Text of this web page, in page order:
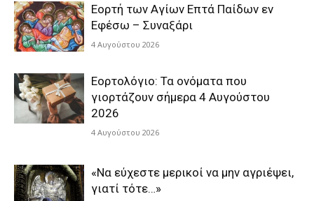
Εορτή των Αγίων Επτά Παίδων εν
Εφέσω – Συναξάρι
4 Αυγούστου 2026
Εορτολόγιο: Τα ονόματα που
γιορτάζουν σήμερα 4 Αυγούστου
2026
4 Αυγούστου 2026
«Να εύχεστε μερικοί να μην αγριέψει,
γιατί τότε…»